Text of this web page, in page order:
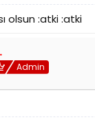
olsun :atki :atki
Admin